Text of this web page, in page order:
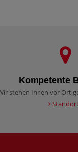
Kompetente
stehen Ihnen vor Ort